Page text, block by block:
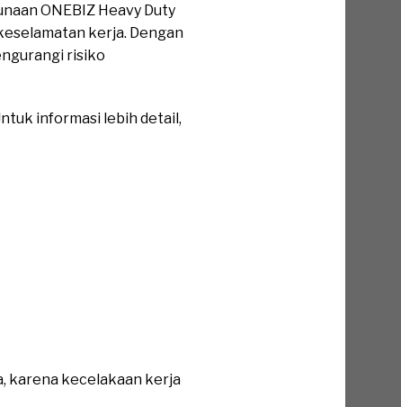
ONEBIZ Heavy Duty
kerja. Dengan
risiko
informasi lebih detail,
karena kecelakaan kerja